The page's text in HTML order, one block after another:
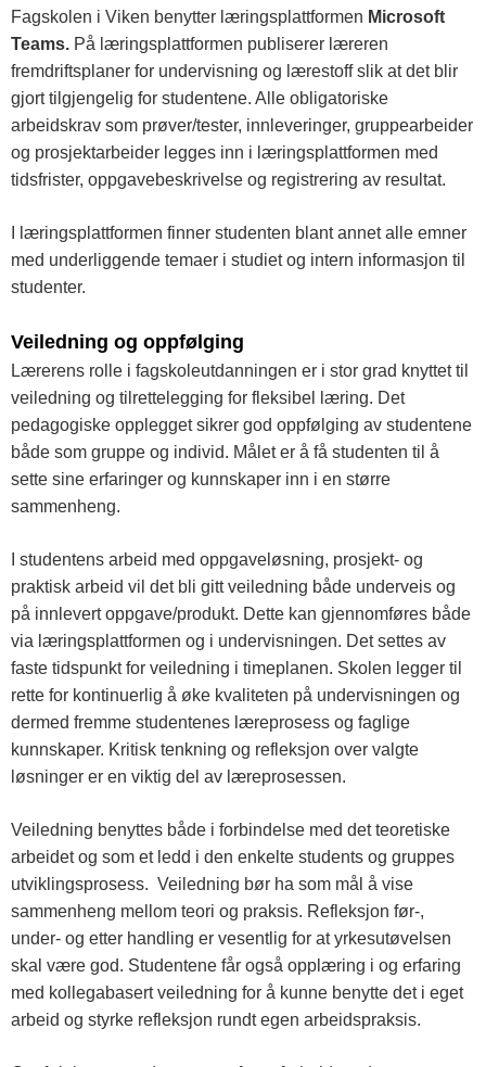
Fagskolen i Viken benytter læringsplattformen Microsoft
Teams. På læringsplattformen publiserer læreren
fremdriftsplaner for undervisning og lærestoff slik at det blir
gjort tilgjengelig for studentene. Alle obligatoriske
arbeidskrav som prøver/tester, innleveringer, gruppearbeider
og prosjektarbeider legges inn i læringsplattformen med
tidsfrister, oppgavebeskrivelse og registrering av resultat.
I læringsplattformen finner studenten blant annet alle emner
med underliggende temaer i studiet og intern informasjon til
studenter.
Veiledning og oppfølging
Lærerens rolle i fagskoleutdanningen er i stor grad knyttet til
veiledning og tilrettelegging for fleksibel læring. Det
pedagogiske opplegget sikrer god oppfølging av studentene
både som gruppe og individ. Målet er å få studenten til å
sette sine erfaringer og kunnskaper inn i en større
sammenheng.
I studentens arbeid med oppgaveløsning, prosjekt- og
praktisk arbeid vil det bli gitt veiledning både underveis og
på innlevert oppgave/produkt. Dette kan gjennomføres både
via læringsplattformen og i undervisningen. Det settes av
faste tidspunkt for veiledning i timeplanen. Skolen legger til
rette for kontinuerlig å øke kvaliteten på undervisningen og
dermed fremme studentenes læreprosess og faglige
kunnskaper. Kritisk tenkning og refleksjon over valgte
løsninger er en viktig del av læreprosessen.
Veiledning benyttes både i forbindelse med det teoretiske
arbeidet og som et ledd i den enkelte students og gruppes
utviklingsprosess. Veiledning bør ha som mål å vise
sammenheng mellom teori og praksis. Refleksjon før-,
under- og etter handling er vesentlig for at yrkesutøvelsen
skal være god. Studentene får også opplæring i og erfaring
med kollegabasert veiledning for å kunne benytte det i eget
arbeid og styrke refleksjon rundt egen arbeidspraksis.